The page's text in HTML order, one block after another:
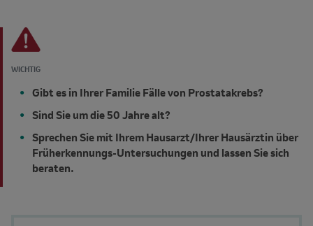
WICHTIG
Gibt es in Ihrer Familie Fälle von Prostatakrebs?
Sind Sie um die 50 Jahre alt?
Sprechen Sie mit Ihrem Hausarzt/Ihrer Hausärztin über
Früherkennungs-Untersuchungen und lassen Sie sich
beraten.